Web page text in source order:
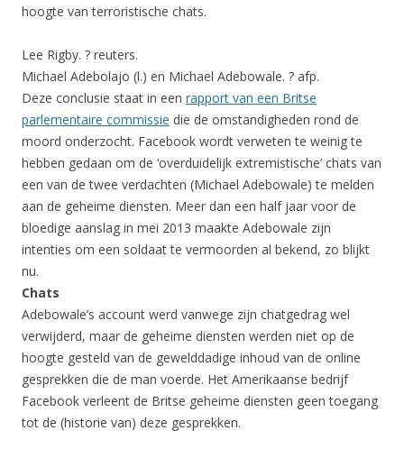
hoogte van terroristische chats.
Lee Rigby. ? reuters.
Michael Adebolajo (l.) en Michael Adebowale. ? afp.
Deze conclusie staat in een rapport van een Britse
parlementaire commissie die de omstandigheden rond de
moord onderzocht. Facebook wordt verweten te weinig te
hebben gedaan om de ‘overduidelijk extremistische’ chats van
een van de twee verdachten (Michael Adebowale) te melden
aan de geheime diensten. Meer dan een half jaar voor de
bloedige aanslag in mei 2013 maakte Adebowale zijn
intenties om een soldaat te vermoorden al bekend, zo blijkt
nu.
Chats
Adebowale’s account werd vanwege zijn chatgedrag wel
verwijderd, maar de geheime diensten werden niet op de
hoogte gesteld van de gewelddadige inhoud van de online
gesprekken die de man voerde. Het Amerikaanse bedrijf
Facebook verleent de Britse geheime diensten geen toegang
tot de (historie van) deze gesprekken.